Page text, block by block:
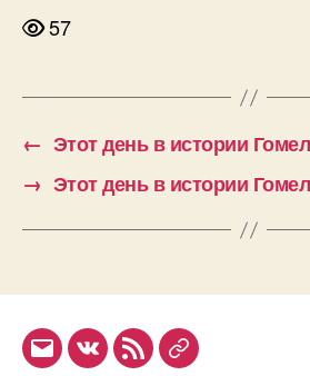
57
← Этот день в истории
→ Этот день в истории
Email